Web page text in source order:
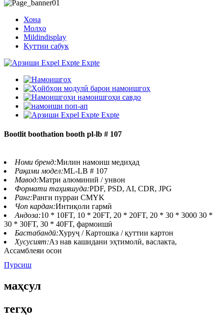
Хона
Молҳо
Mildindisplay
Қуттии сабук
Bootlit boothation booth pl-lb # 107
Номи бренд:Милин намоиш медиҳад
Рақами модел:ML-LB # 107
Мавод:Матри алюминий / унвон
Формати таҳияшуда:PDF, PSD, AI, CDR, JPG
Ранг:Ранги пурраи CMYK
Чоп кардан:Интиқоли гармӣ
Андоза:10 * 10FT, 10 * 20FT, 20 * 20FT, 20 * 30 * 3000 30 *
30 * 30FT, 30 * 40FT, фармоишӣ
Бастабандӣ:Хуруҷ / Картошка / қуттии картон
Хусусият:Аз нав кашидани эҳтимолӣ, васлакта,
Ассамблеяи осон
Пурсиш
маҳсул
тегҳо